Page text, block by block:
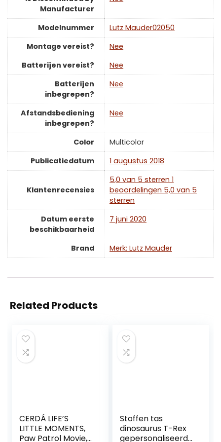
Manufacturer
Modelnummer
‎Lutz Mauder02050
Montage vereist?
‎Nee
Batterijen vereist?
‎Nee
Batterijen
inbegrepen?
‎Nee
Afstandsbediening
inbegrepen?
‎Nee
Color
‎Multicolor
Publicatiedatum
‎1 augustus 2018
Klantenrecensies
5,0 van 5 sterren 1
beoordelingen 5,0 van 5
sterren
Datum eerste
beschikbaarheid
7 juni 2020
Brand Merk: Lutz Mauder
Related Products
CERDÁ LIFE’S
LITTLE MOMENTS,
Paw Patrol Movie,
Stoffen tas
dinosaurus T-Rex
gepersonaliseerd |